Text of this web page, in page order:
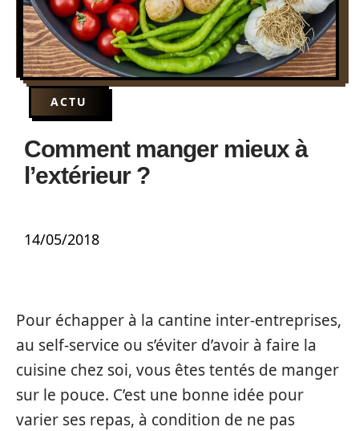
ACTU
Comment manger mieux à
l’extérieur ?
14/05/2018
Pour échapper à la cantine inter-entreprises,
au self-service ou s’éviter d’avoir à faire la
cuisine chez soi, vous êtes tentés de manger
sur le pouce. C’est une bonne idée pour
varier ses repas, à condition de ne pas